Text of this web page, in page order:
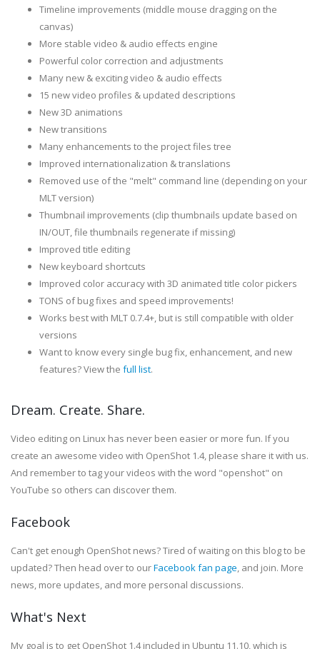
Timeline improvements (middle mouse dragging on the
canvas)
More stable video & audio effects engine
Powerful color correction and adjustments
Many new & exciting video & audio effects
15 new video profiles & updated descriptions
New 3D animations
New transitions
Many enhancements to the project files tree
Improved internationalization & translations
Removed use of the "melt" command line (depending on your
MLT version)
Thumbnail improvements (clip thumbnails update based on
IN/OUT, file thumbnails regenerate if missing)
Improved title editing
New keyboard shortcuts
Improved color accuracy with 3D animated title color pickers
TONS of bug fixes and speed improvements!
Works best with MLT 0.7.4+, but is still compatible with older
versions
Want to know every single bug fix, enhancement, and new
features? View the full list.
Dream. Create. Share.
Video editing on Linux has never been easier or more fun. If you
create an awesome video with OpenShot 1.4, please share it with us.
And remember to tag your videos with the word "openshot" on
YouTube so others can discover them.
Facebook
Can't get enough OpenShot news? Tired of waiting on this blog to be
updated? Then head over to ourFacebook fan page, and join. More
news, more updates, and more personal discussions.
What's Next
My goal is to get OpenShot 1.4 included in Ubuntu 11.10, which is